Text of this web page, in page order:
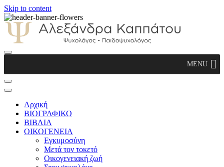
Skip to content
Παιδοψυχολόγος
MENU
Αρχική
ΒΙΟΓΡΑΦΙΚΟ
ΒΙΒΛΙΑ
ΟΙΚΟΓΕΝΕΙΑ
Εγκυμοσύνη
Μετά τον τοκετό
Οικογενειακή ζωή